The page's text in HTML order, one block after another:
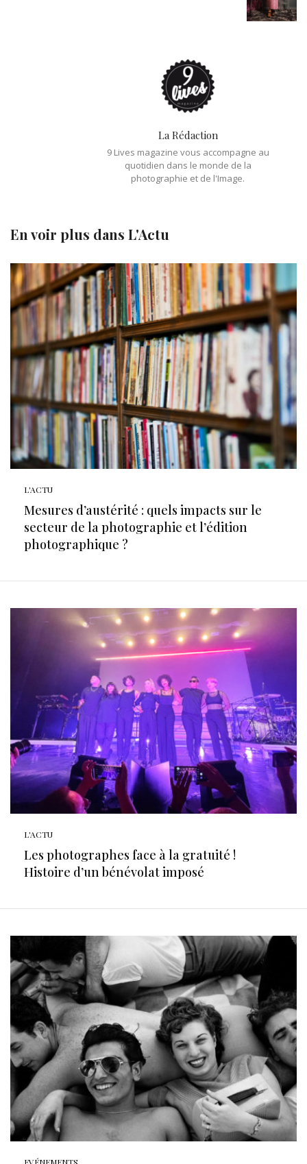
La Rédaction
9 Lives magazine vous accompagne au
quotidien dans le monde de la
photographie et de l'Image.
En voir plus dans L'Actu
L'ACTU
Mesures d’austérité : quels impacts sur le
secteur de la photographie et l’édition
photographique ?
L'ACTU
Les photographes face à la gratuité !
Histoire d’un bénévolat imposé